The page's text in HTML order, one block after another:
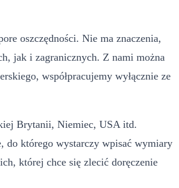
oszczędności. Nie ma znaczenia,
jak i zagranicznych. Z nami można
współpracujemy wyłącznie ze
Brytanii, Niemiec, USA itd.
do którego wystarczy wpisać wymiary
której chce się zlecić doręczenie